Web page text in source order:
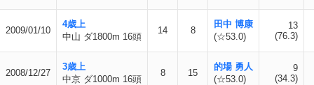
2009/01/10
4歳上
中山 ダ1800m 16頭
14 8
田中 博康
(☆53.0)
13
(76.3)
2008/12/27
3歳上
中京 ダ1000m 16頭
8 15
的場 勇人
(☆53.0)
9
(34.3)